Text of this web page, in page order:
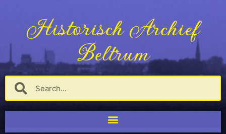
Historisch Archief
Beltrum